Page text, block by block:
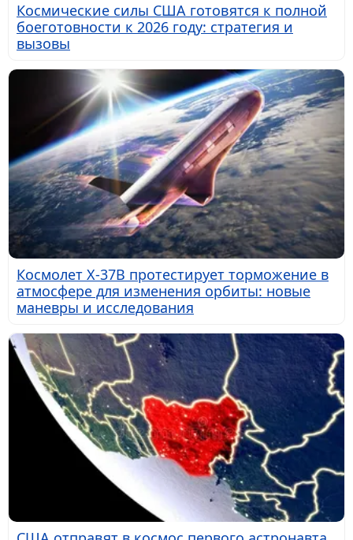
Космические силы США готовятся к полной
боеготовности к 2026 году: стратегия и
вызовы
Космолет X-37B протестирует торможение в
атмосфере для изменения орбиты: новые
маневры и исследования